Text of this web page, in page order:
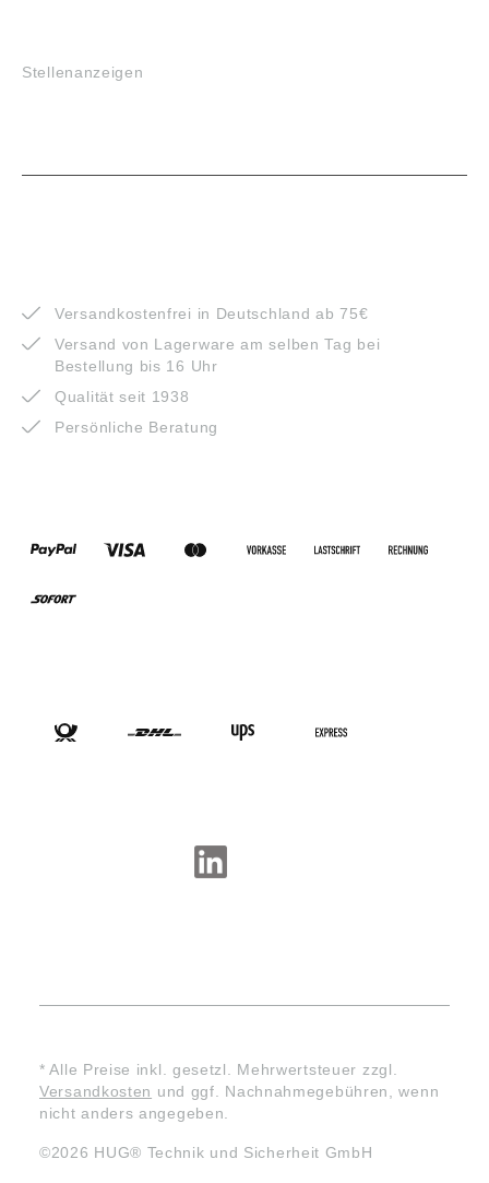
Stellenanzeigen
Versandkostenfrei in Deutschland ab 75€
Versand von Lagerware am selben Tag bei
Bestellung bis 16 Uhr
Qualität seit 1938
Persönliche Beratung
* Alle Preise inkl. gesetzl. Mehrwertsteuer zzgl.
Versandkosten und ggf. Nachnahmegebühren, wenn
nicht anders angegeben.
©2026 HUG® Technik und Sicherheit GmbH